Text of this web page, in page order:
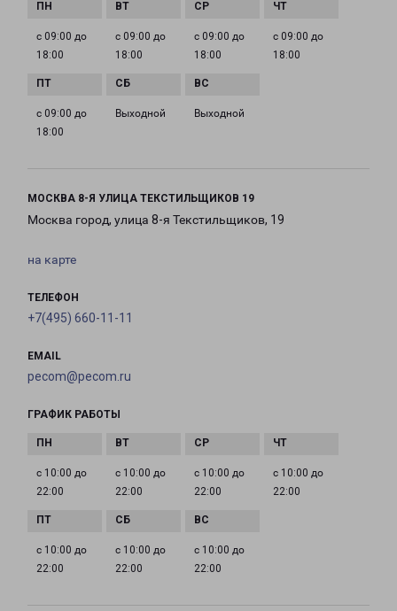
с 09:00 до
18:00
с 09:00 до
18:00
с 09:00 до
18:00
с 09:00 до
18:00
с 09:00 до
18:00
Выходной Выходной
МОСКВА 8-Я УЛИЦА ТЕКСТИЛЬЩИКОВ 19
Москва город, улица 8-я Текстильщиков, 19
на карте
ТЕЛЕФОН
+7(495) 660-11-11
EMAIL
pecom@pecom.ru
ГРАФИК РАБОТЫ
с 10:00 до
22:00
с 10:00 до
22:00
с 10:00 до
22:00
с 10:00 до
22:00
с 10:00 до
22:00
с 10:00 до
22:00
с 10:00 до
22:00